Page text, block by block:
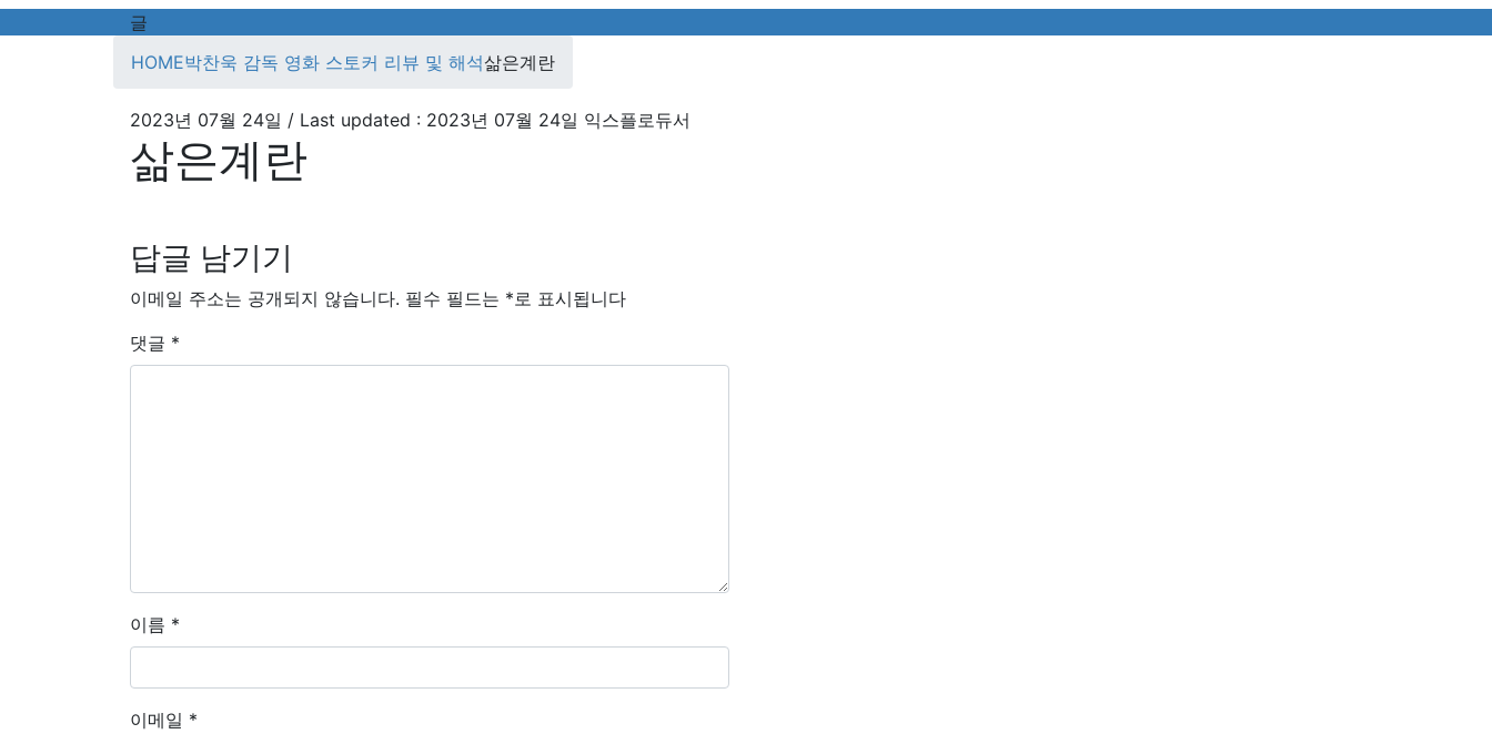
글
HOME박찬욱 감독 영화 스토커 리뷰 및 해석삶은계란
2023년 07월 24일 / Last updated : 2023년 07월 24일 익스플로듀서
삶은계란
답글 남기기
이메일 주소는 공개되지 않습니다. 필수 필드는 *로 표시됩니다
댓글 *
이름 *
이메일 *